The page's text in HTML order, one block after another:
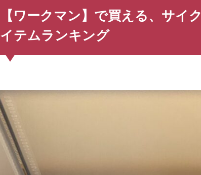
1.1
ワー
クマ
春夏
クリ
ング
に適
した
アイ
テ
ム、
イン
【ワークマン】で買える、サイ
イテムランキング